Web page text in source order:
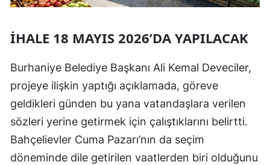
İHALE 18 MAYIS 2026’DA YAPILACAK
Burhaniye Belediye Başkanı Ali Kemal Deveciler,
projeye ilişkin yaptığı açıklamada, göreve
geldikleri günden bu yana vatandaşlara verilen
sözleri yerine getirmek için çalıştıklarını belirtti.
Bahçelievler Cuma Pazarı’nın da seçim
döneminde dile getirilen vaatlerden biri olduğunu